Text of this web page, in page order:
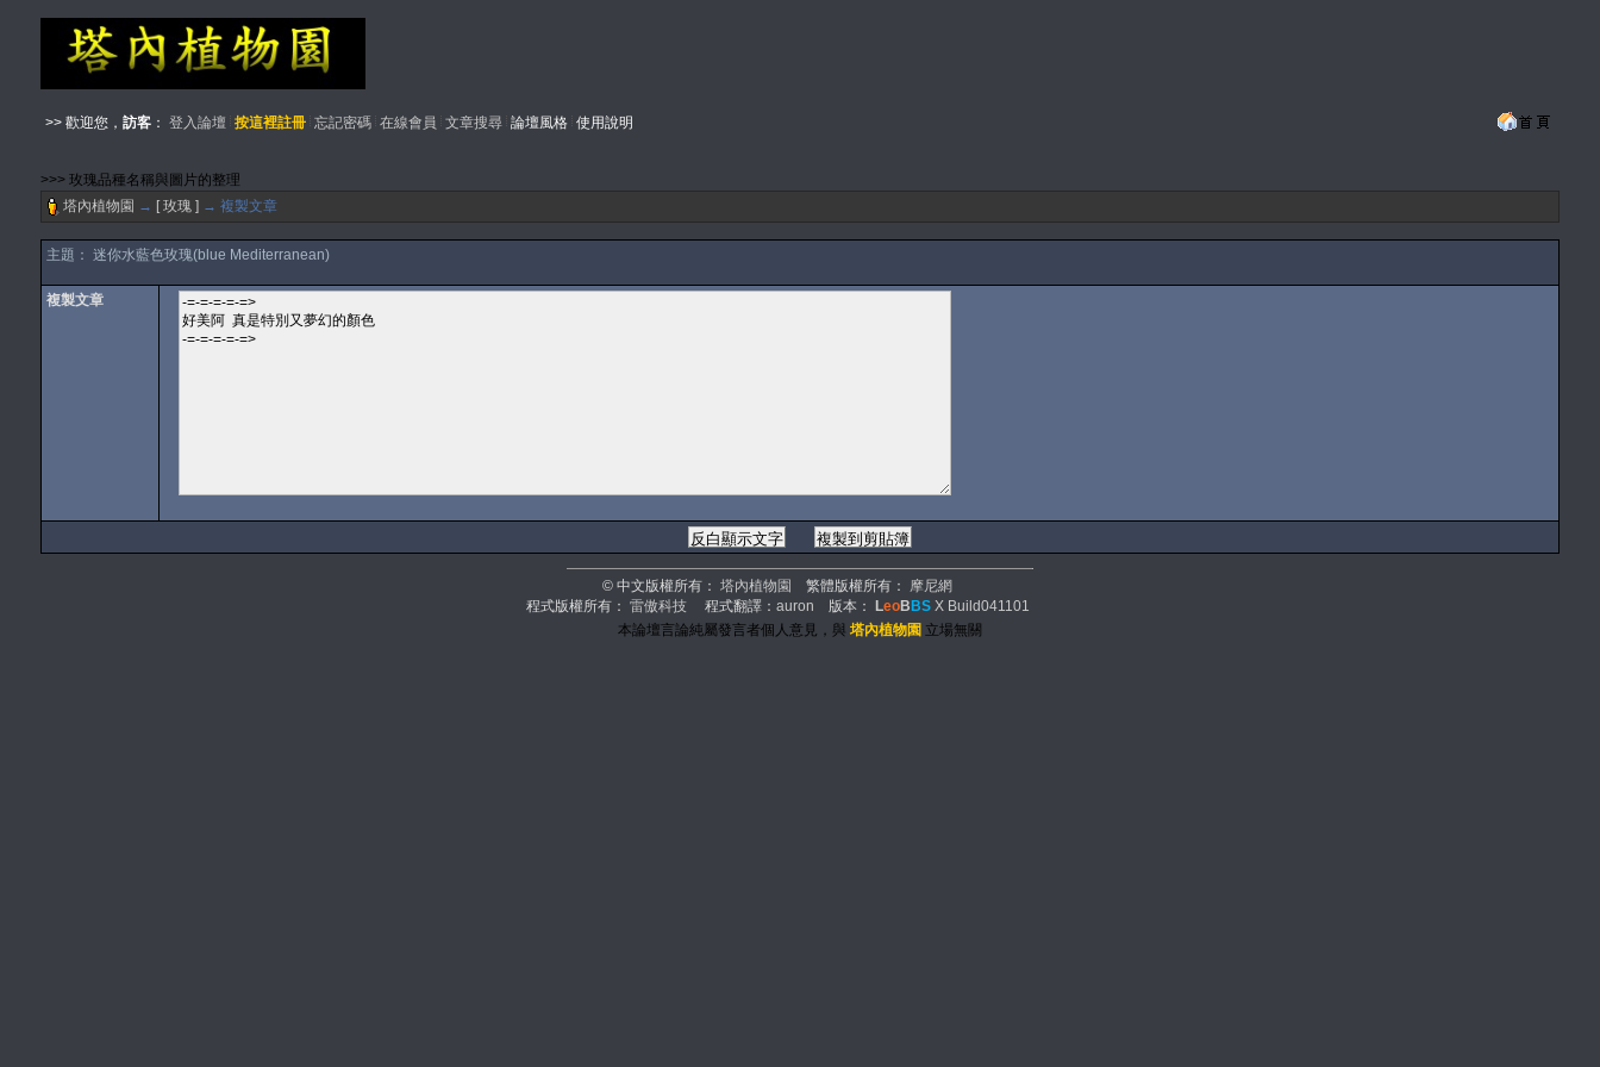
>> 歡迎您， 訪客 ： 登入論壇 按這裡註冊 忘記密碼 在線會員 文章搜尋 論壇風格 使用說明
>>> 玫瑰品種名稱與圖片的整理
塔內植物園 → [ 玫瑰 ] → 複製文章
主題： 迷你水藍色玫瑰(blue Mediterranean)
複製文章
© 中文版權所有： 塔內植物園 繁體版權所有： 摩尼網
程式版權所有： 雷傲科技程式翻譯： auron 版本： LeoB BSX Build041101
本論壇言論純屬發言者個人意見，與 塔內植物園 立場無關